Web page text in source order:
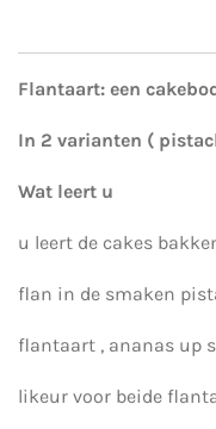
Flantaart: een
In 2 varianten (
Wat leert u
u leert de cakes
flan in de smaken
flantaart , ananas up
likeur voor beide